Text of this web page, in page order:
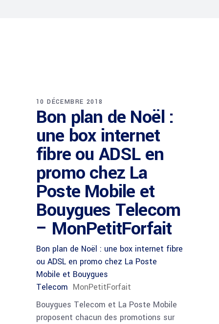
10 DÉCEMBRE 2018
Bon plan de Noël :
une box internet
fibre ou ADSL en
promo chez La
Poste Mobile et
Bouygues Telecom
– MonPetitForfait
Bon plan de Noël : une box internet fibre
ou ADSL en promo chez La Poste
Mobile et Bouygues
Telecom MonPetitForfait
Bouygues Telecom et La Poste Mobile
proposent chacun des promotions sur